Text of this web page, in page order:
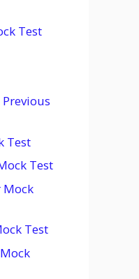
Test
Previous
Test
Test
Mock
Test